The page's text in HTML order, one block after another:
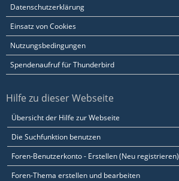
Datenschutzerklärung
Einsatz von Cookies
Nutzungsbedingungen
Spendenaufruf für Thunderbird
Hilfe zu dieser Webseite
Übersicht der Hilfe zur Webseite
Die Suchfunktion benutzen
Foren-Benutzerkonto - Erstellen (Neu registrieren)
Foren-Thema erstellen und bearbeiten